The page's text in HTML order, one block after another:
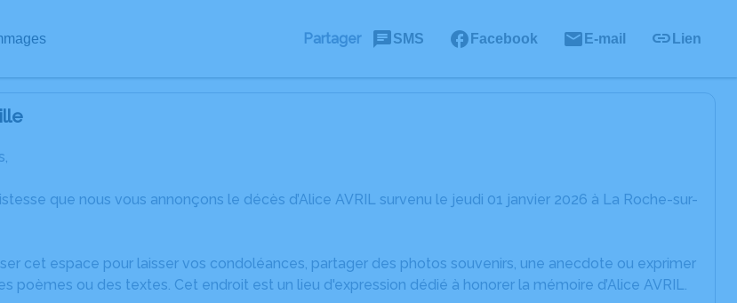
Partager SMS Facebook E-mail Lien
que nous vous annonçons le décès d’Alice AVRIL survenu le jeudi 01 janvier 2026 à La Roche-sur-
cet espace pour laisser vos condoléances, partager des photos souvenirs, une anecdote ou exprimer
poèmes ou des textes. Cet endroit est un lieu d'expression dédié à honorer la mémoire d’Alice AVRIL.